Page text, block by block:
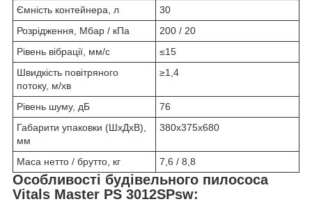
Ємність контейнера, л
30
Розрідження, Мбар / кПа
200 / 20
Рівень вібрації, мм/с
≤15
Швидкість повітряного
потоку, м/хв
≥1,4
Рівень шуму, дБ
76
Габарити упаковки (ШхДхВ),
мм
380х375х680
Маса нетто / брутто, кг 7,6 / 8,8
Особливості будівельного пилососа
Vitals Master PS 3012SPsw: